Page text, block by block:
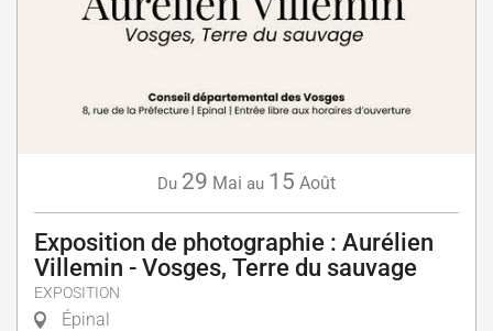
Du 29 Mai au 15 Août
Exposition de photographie : Aurélien
Villemin - Vosges, Terre du sauvage
EXPOSITION
Épinal